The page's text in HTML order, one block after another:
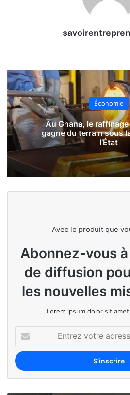
Économie
Au Ghana, le raffinage
gagne du terrain sous
l’État
Avec le produit que
Abonnez-vous
de diffusion
les nouvelles
Lorem ipsum dolor sit